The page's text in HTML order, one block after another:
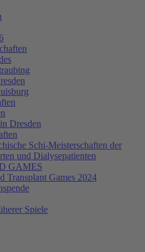
Dresden
Schi-Meisterschaften der
und Dialysepatienten
GAMES
Transplant Games 2024
Spiele